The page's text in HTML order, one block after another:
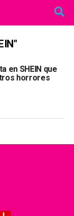
en SHEIN que
horrores